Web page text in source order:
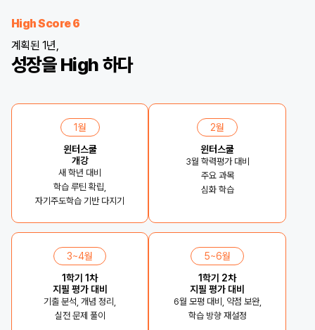
High Score 6
계획된 1년,
성장을 High 하다
1월
윈터스쿨
개강
새 학년 대비
학습 루틴 확립,
자기주도학습 기반 다지기
2월
윈터스쿨
3월 학력평가 대비
주요 과목
심화 학습
3~4월
1학기 1차
지필 평가 대비
기출 분석, 개념 정리,
실전 문제 풀이
5~6월
1학기 2차
지필 평가 대비
6월 모평 대비, 약점 보완,
학습 방향 재설정